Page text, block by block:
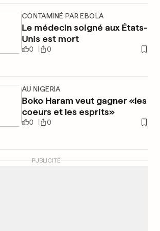
CONTAMINÉ PAR EBOLA
Le médecin soigné aux États-
Unis est mort
0 0
AU NIGERIA
Boko Haram veut gagner «les
coeurs et les esprits»
0 0
PUBLICITÉ